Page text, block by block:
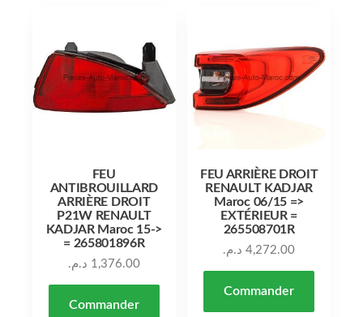
FEU
ANTIBROUILLARD
ARRIÈRE DROIT
P21W RENAULT
KADJAR Maroc 15->
= 265801896R
1,376.00 د.م.
Commander
FEU ARRIÈRE DROIT
RENAULT KADJAR
Maroc 06/15 =>
EXTÉRIEUR =
265508701R
4,272.00 د.م.
Commander